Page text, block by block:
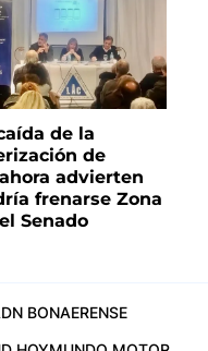
de la
de
advierten
frenarse Zona
Senado
BONAERENSE